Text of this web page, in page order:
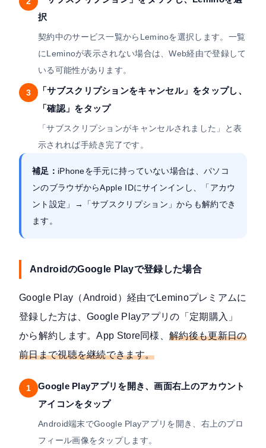
択
契約中のサービス一覧からLeminoを選択します。一覧
にLeminoが表示されない場合は、Web経由で登録して
いる可能性があります。
3
「サブスクリプションをキャンセル」をタップし、
「確認」をタップ
「サブスクリプションがキャンセルされました」と表
示されれば手続き完了です。
補足： iPhoneを手元に持っていない場合は、パソコ
ンのブラウザからApple IDにサインインし、「アカウ
ント設定」→「サブスクリプション」からも解約でき
ます。
AndroidのGoogle Playで登録した場合
Google Play（Android）経由でLeminoプレミアムに
登録した方は、Google Playアプリの「定期購入」
から解約します。App Store同様、解約後も更新日の
前日まで視聴を継続できます。
1
Google Playアプリを開き、画面右上のアカウント
アイコンをタップ
Android端末でGoogle Playアプリを開き、右上のプロ
フィール画像をタップします。